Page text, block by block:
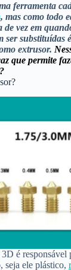
ferramenta
, mas como todo
de vez em
ser substituídas
extrusor.
que permite
é responsável
seja ele plástico,